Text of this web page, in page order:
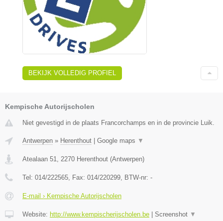
BEKIJK VOLLEDIG PROFIEL
Kempische Autorijscholen
Niet gevestigd in de plaats Francorchamps en in de provincie Luik.
Antwerpen » Herenthout | Google maps ▼
Atealaan 51 2270 Herenthout (Antwerpen)
Tel: 014/222565 , Fax: 014/220299 , BTW-nr: -
E-mail › Kempische Autorijscholen
Website: http://www.kempischerijscholen.be | Screenshot ▼